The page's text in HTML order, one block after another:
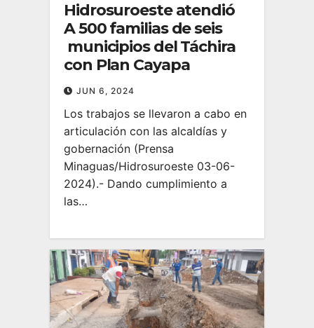
Hidrosuroeste atendió
A 500 familias de seis
municipios del Táchira
con Plan Cayapa
JUN 6, 2024
Los trabajos se llevaron a cabo en
articulación con las alcaldías y
gobernación (Prensa
Minaguas/Hidrosuroeste 03-06-
2024).- Dando cumplimiento a
las…